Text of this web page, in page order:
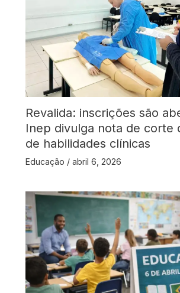
Revalida: inscrições são
Inep divulga nota de corte
de habilidades clínicas
Educação / abril 6, 2026